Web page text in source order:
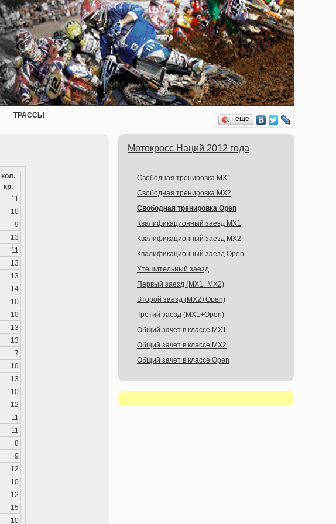
ТРАССЫ ещё
кол.
кр.
11
10
9
13
11
13
13
14
10
10
13
13
7
10
13
10
12
11
11
8
9
12
10
12
15
10
Мотокросс Наций 2012 года
Свободная тренировка MX1
Свободная тренировка MX2
Свободная тренировка Open
Квалификационный заезд MX1
Квалификационный заезд MX2
Квалификационный заезд Open
Утешительный заезд
Первый заезд (MX1+MX2)
Второй заезд (MX2+Open)
Третий заезд (MX1+Open)
Общий зачет в классе MX1
Общий зачет в классе MX2
Общий зачет в классе Open